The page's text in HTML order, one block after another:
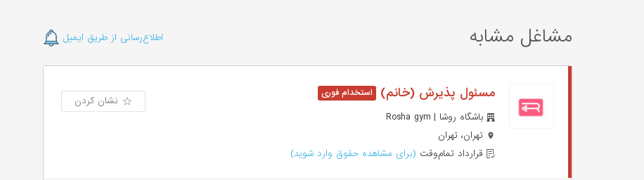
مشاغل مشابه اطلاع‌رسانی از طریق ایمیل
مسئول پذیرش (خانم)
باشگاه روشا | Rosha gym
تهران، تهران
قرارداد تمام‌وقت (برای مشاهده حقوق وارد شوید)
نشان کردن